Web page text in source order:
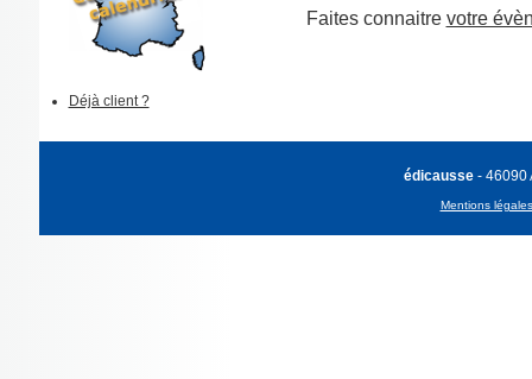
Déjà client ?
Faites connaitre votre
édicausse - 46090
Mentions légales